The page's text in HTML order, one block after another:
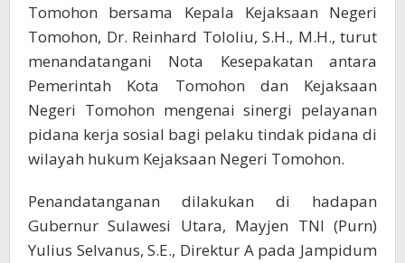
Tomohon bersama Kepala Kejaksaan Negeri
Tomohon, Dr. Reinhard Tololiu, S.H., M.H., turut
menandatangani Nota Kesepakatan antara
Pemerintah Kota Tomohon dan Kejaksaan
Negeri Tomohon mengenai sinergi pelayanan
pidana kerja sosial bagi pelaku tindak pidana di
wilayah hukum Kejaksaan Negeri Tomohon.
Penandatanganan dilakukan di hadapan
Gubernur Sulawesi Utara, Mayjen TNI (Purn)
Yulius Selvanus, S.E., Direktur A pada Jampidum